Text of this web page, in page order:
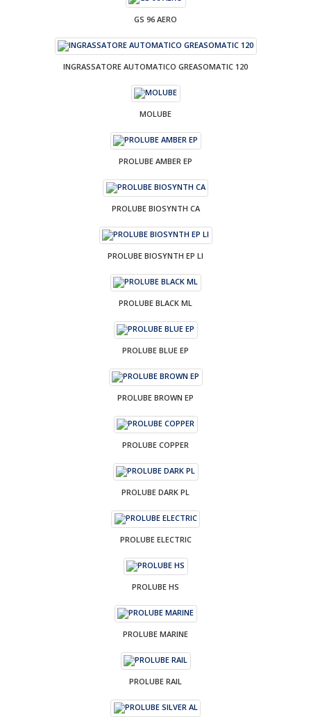
GS 96 AERO
INGRASSATORE AUTOMATICO GREASOMATIC 120
MOLUBE
PROLUBE AMBER EP
PROLUBE BIOSYNTH CA
PROLUBE BIOSYNTH EP LI
PROLUBE BLACK ML
PROLUBE BLUE EP
PROLUBE BROWN EP
PROLUBE COPPER
PROLUBE DARK PL
PROLUBE ELECTRIC
PROLUBE HS
PROLUBE MARINE
PROLUBE RAIL